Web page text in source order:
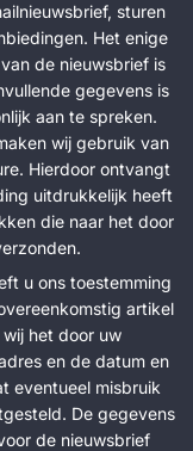
sturen
Het enige
de nieuwsbrief is
gegevens is
aan te spreken.
wij gebruik van
Hierdoor ontvangt
uitdrukkelijk heeft
die naar het door
u ons toestemming
artikel
wij het door uw
en de datum en
eventueel misbruik
De gegevens
de nieuwsbrief